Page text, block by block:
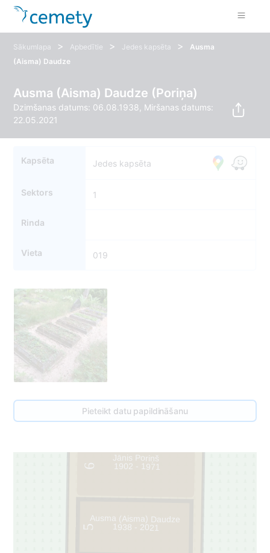
Sākumlapa > Apbedītie > Jedes kapsēta >
Ausma
(Aisma) Daudze
Ausma (Aisma) Daudze (Poriņa)
Dzimšanas datums: 06.08.1938, Miršanas datums:
22.05.2021
Kapsēta Jedes kapsēta
Sektors 1
Rinda
Vieta 019
Pieteikt datu papildināšanu
5
6
Ausma (Aisma) Daudze
1938 - 2021
Jānis Poriņš
1902 - 1971